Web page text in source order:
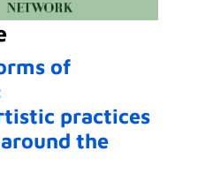
of
practices
the